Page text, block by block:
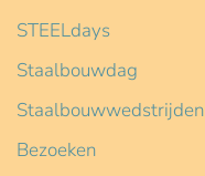
STEELdays
Staalbouwdag
Staalbouwwedstrijden
Bezoeken